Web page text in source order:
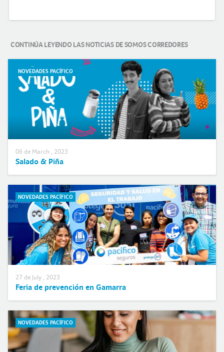
CONTINÚA LEYENDO LAS NOTICIAS DE SOMOS CORREDORES
NOVEDADES PACÍFICO
06 de March , 2023
Salado & Piña
NOVEDADES PACÍFICO
27 de July , 2023
Feria de prevención en Gamarra
NOVEDADES PACÍFICO